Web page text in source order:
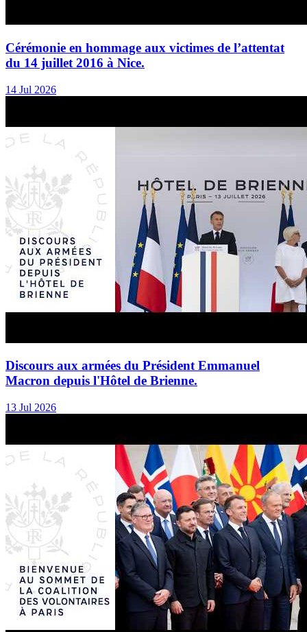
Cérémonie en hommage aux victimes de l’attentat
du 14 juillet 2016 à Nice.
14 Jul 2026
Discours aux armées du Président Emmanuel
Macron depuis l'Hôtel de Brienne.
13 Jul 2026